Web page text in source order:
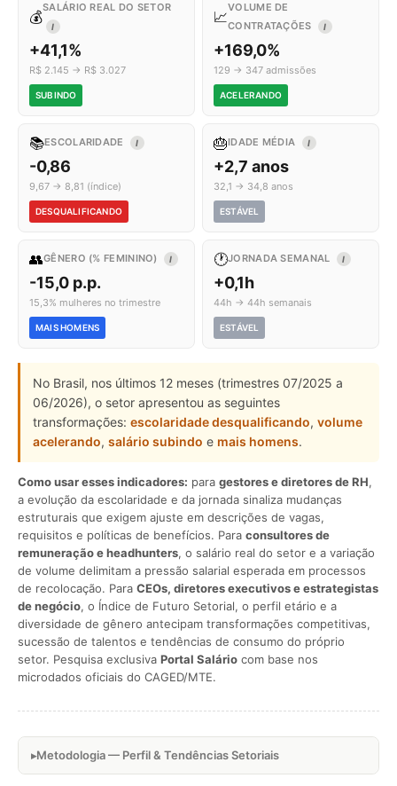
💰
SALÁRIO REAL DO SETOR
I
+41,1%
R$ 2.145 → R$ 3.027
SUBINDO
📈
VOLUME DE
CONTRATAÇÕES
I
+169,0%
129 → 347 admissões
ACELERANDO
📚ESCOLARIDADE I
-0,86
9,67 → 8,81 (índice)
DESQUALIFICANDO
🎂IDADE MÉDIA I
+2,7 anos
32,1 → 34,8 anos
ESTÁVEL
👥GÊNERO (% FEMININO) I
-15,0 p.p.
15,3% mulheres no trimestre
MAIS HOMENS
🕐JORNADA SEMANAL I
+0,1h
44h → 44h semanais
ESTÁVEL
No Brasil, nos últimos 12 meses (trimestres 07/2025 a
06/2026), o setor apresentou as seguintes
transformações: escolaridade desqualificando, volume
acelerando, salário subindo e mais homens.
Como usar esses indicadores: para gestores e diretores de RH,
a evolução da escolaridade e da jornada sinaliza mudanças
estruturais que exigem ajuste em descrições de vagas,
requisitos e políticas de benefícios. Para consultores de
remuneração e headhunters, o salário real do setor e a variação
de volume delimitam a pressão salarial esperada em processos
de recolocação. Para CEOs, diretores executivos e estrategistas
de negócio, o Índice de Futuro Setorial, o perfil etário e a
diversidade de gênero antecipam transformações competitivas,
sucessão de talentos e tendências de consumo do próprio
setor. Pesquisa exclusiva Portal Salário com base nos
microdados oficiais do CAGED/MTE.
Metodologia — Perfil & Tendências Setoriais